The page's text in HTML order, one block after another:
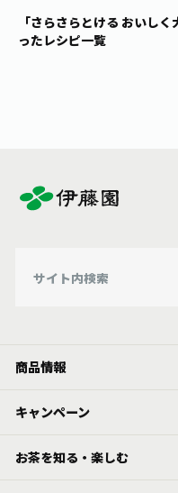
「さらさらとける おいし
ったレシピ一覧
商品情報
キャンペーン
お茶を知る・楽しむ